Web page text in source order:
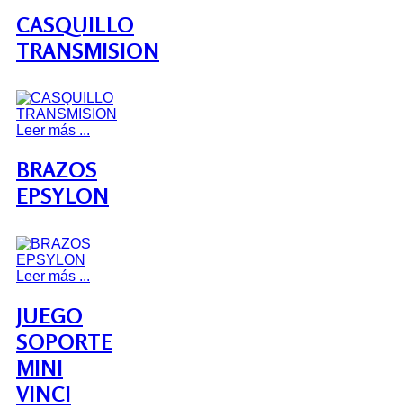
CASQUILLO
TRANSMISION
Leer más ...
BRAZOS
EPSYLON
Leer más ...
JUEGO
SOPORTE
MINI
VINCI